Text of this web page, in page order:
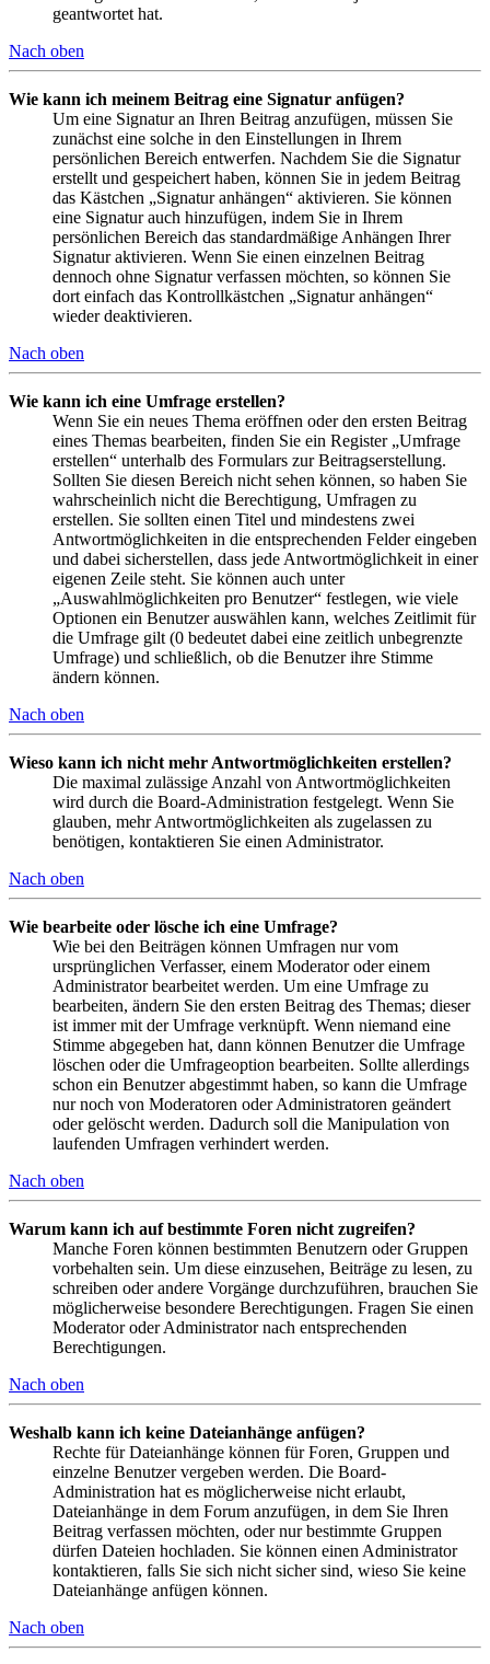
geantwortet hat.
Nach oben
Wie kann ich meinem Beitrag eine Signatur anfügen?
Um eine Signatur an Ihren Beitrag anzufügen, müssen Sie
zunächst eine solche in den Einstellungen in Ihrem
persönlichen Bereich entwerfen. Nachdem Sie die Signatur
erstellt und gespeichert haben, können Sie in jedem Beitrag
das Kästchen „Signatur anhängen“ aktivieren. Sie können
eine Signatur auch hinzufügen, indem Sie in Ihrem
persönlichen Bereich das standardmäßige Anhängen Ihrer
Signatur aktivieren. Wenn Sie einen einzelnen Beitrag
dennoch ohne Signatur verfassen möchten, so können Sie
dort einfach das Kontrollkästchen „Signatur anhängen“
wieder deaktivieren.
Nach oben
Wie kann ich eine Umfrage erstellen?
Wenn Sie ein neues Thema eröffnen oder den ersten Beitrag
eines Themas bearbeiten, finden Sie ein Register „Umfrage
erstellen“ unterhalb des Formulars zur Beitragserstellung.
Sollten Sie diesen Bereich nicht sehen können, so haben Sie
wahrscheinlich nicht die Berechtigung, Umfragen zu
erstellen. Sie sollten einen Titel und mindestens zwei
Antwortmöglichkeiten in die entsprechenden Felder eingeben
und dabei sicherstellen, dass jede Antwortmöglichkeit in einer
eigenen Zeile steht. Sie können auch unter
„Auswahlmöglichkeiten pro Benutzer“ festlegen, wie viele
Optionen ein Benutzer auswählen kann, welches Zeitlimit für
die Umfrage gilt (0 bedeutet dabei eine zeitlich unbegrenzte
Umfrage) und schließlich, ob die Benutzer ihre Stimme
ändern können.
Nach oben
Wieso kann ich nicht mehr Antwortmöglichkeiten erstellen?
Die maximal zulässige Anzahl von Antwortmöglichkeiten
wird durch die Board-Administration festgelegt. Wenn Sie
glauben, mehr Antwortmöglichkeiten als zugelassen zu
benötigen, kontaktieren Sie einen Administrator.
Nach oben
Wie bearbeite oder lösche ich eine Umfrage?
Wie bei den Beiträgen können Umfragen nur vom
ursprünglichen Verfasser, einem Moderator oder einem
Administrator bearbeitet werden. Um eine Umfrage zu
bearbeiten, ändern Sie den ersten Beitrag des Themas; dieser
ist immer mit der Umfrage verknüpft. Wenn niemand eine
Stimme abgegeben hat, dann können Benutzer die Umfrage
löschen oder die Umfrageoption bearbeiten. Sollte allerdings
schon ein Benutzer abgestimmt haben, so kann die Umfrage
nur noch von Moderatoren oder Administratoren geändert
oder gelöscht werden. Dadurch soll die Manipulation von
laufenden Umfragen verhindert werden.
Nach oben
Warum kann ich auf bestimmte Foren nicht zugreifen?
Manche Foren können bestimmten Benutzern oder Gruppen
vorbehalten sein. Um diese einzusehen, Beiträge zu lesen, zu
schreiben oder andere Vorgänge durchzuführen, brauchen Sie
möglicherweise besondere Berechtigungen. Fragen Sie einen
Moderator oder Administrator nach entsprechenden
Berechtigungen.
Nach oben
Weshalb kann ich keine Dateianhänge anfügen?
Rechte für Dateianhänge können für Foren, Gruppen und
einzelne Benutzer vergeben werden. Die Board-
Administration hat es möglicherweise nicht erlaubt,
Dateianhänge in dem Forum anzufügen, in dem Sie Ihren
Beitrag verfassen möchten, oder nur bestimmte Gruppen
dürfen Dateien hochladen. Sie können einen Administrator
kontaktieren, falls Sie sich nicht sicher sind, wieso Sie keine
Dateianhänge anfügen können.
Nach oben